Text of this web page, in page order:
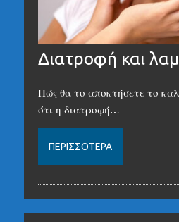
Διατροφή και
Πώς θα το αποκτήσετε το
ότι η διατροφή…
ΠΕΡΙΣΣΌΤΕΡΑ